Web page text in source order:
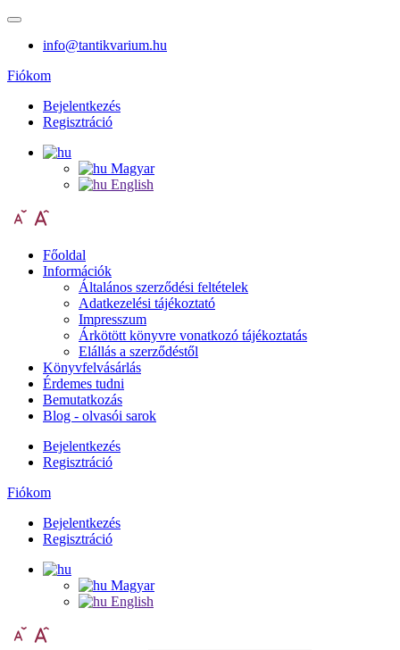
info@tantikvarium.hu
Fiókom
Bejelentkezés
Regisztráció
Magyar
English
Főoldal
Információk
Általános szerződési feltételek
Adatkezelési tájékoztató
Impresszum
Árkötött könyvre vonatkozó tájékoztatás
Elállás a szerződéstől
Könyvfelvásárlás
Érdemes tudni
Bemutatkozás
Blog - olvasói sarok
Bejelentkezés
Regisztráció
Fiókom
Bejelentkezés
Regisztráció
Magyar
English